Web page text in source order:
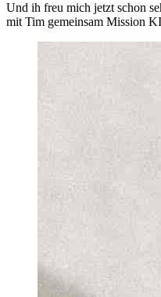
Und ih freu mich jetzt schon
mit Tim gemeinsam Mission